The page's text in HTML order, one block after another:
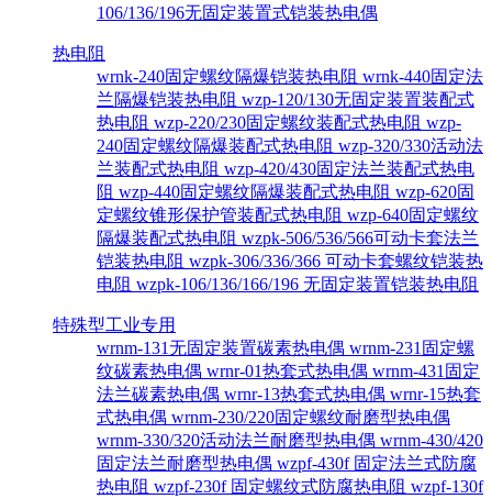
106/136/196无固定装置式铠装热电偶
热电阻
wrnk-240固定螺纹隔爆铠装热电阻 wrnk-440固定法
兰隔爆铠装热电阻 wzp-120/130无固定装置装配式
热电阻 wzp-220/230固定螺纹装配式热电阻 wzp-
240固定螺纹隔爆装配式热电阻 wzp-320/330活动法
兰装配式热电阻 wzp-420/430固定法兰装配式热电
阻 wzp-440固定螺纹隔爆装配式热电阻 wzp-620固
定螺纹锥形保护管装配式热电阻 wzp-640固定螺纹
隔爆装配式热电阻 wzpk-506/536/566可动卡套法兰
铠装热电阻 wzpk-306/336/366 可动卡套螺纹铠装热
电阻 wzpk-106/136/166/196 无固定装置铠装热电阻
特殊型工业专用
wrnm-131无固定装置碳素热电偶 wrnm-231固定螺
纹碳素热电偶 wrnr-01热套式热电偶 wrnm-431固定
法兰碳素热电偶 wrnr-13热套式热电偶 wrnr-15热套
式热电偶 wrnm-230/220固定螺纹耐磨型热电偶
wrnm-330/320活动法兰耐磨型热电偶 wrnm-430/420
固定法兰耐磨型热电偶 wzpf-430f 固定法兰式防腐
热电阻 wzpf-230f 固定螺纹式防腐热电阻 wzpf-130f